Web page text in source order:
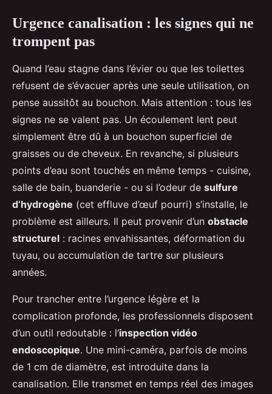
Urgence canalisation : les signes qui ne
trompent pas
Quand l’eau stagne dans l’évier ou que les toilettes
refusent de s’évacuer après une seule utilisation, on
pense aussitôt au bouchon. Mais attention : tous les
signes ne se valent pas. Un écoulement lent peut
simplement être dû à un bouchon superficiel de
graisses ou de cheveux. En revanche, si plusieurs
points d’eau sont touchés en même temps - cuisine,
salle de bain, buanderie - ou si l’odeur de sulfure
d’hydrogène (cet effluve d’œuf pourri) s’installe, le
problème est ailleurs. Il peut provenir d’un obstacle
structurel : racines envahissantes, déformation du
tuyau, ou accumulation de tartre sur plusieurs
années.
Pour trancher entre l’urgence légère et la
complication profonde, les professionnels disposent
d’un outil redoutable : l’inspection vidéo
endoscopique. Une mini-caméra, parfois de moins
de 1 cm de diamètre, est introduite dans la
canalisation. Elle transmet en temps réel des images